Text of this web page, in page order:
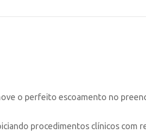
o perfeito escoamento no
procedimentos clínicos com